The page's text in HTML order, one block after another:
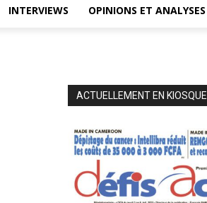
INTERVIEWS OPINIONS ET ANALYSES
ACTUELLEMENT EN KIOSQUE